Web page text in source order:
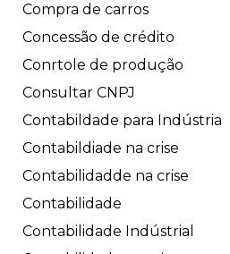
Compra de carros
Concessão de crédito
Conrtole de produção
Consultar CNPJ
Contabildade para Indústria
Contabildiade na crise
Contabilidadde na crise
Contabilidade
Contabilidade Indústrial